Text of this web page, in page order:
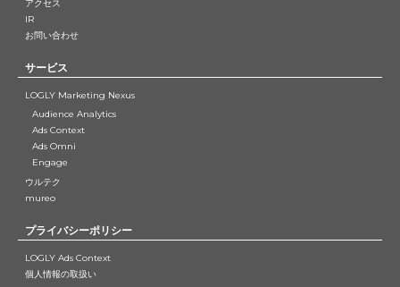
アクセス
IR
お問い合わせ
サービス
LOGLY Marketing Nexus
Audience Analytics
Ads Context
Ads Omni
Engage
ウルテク
mureo
プライバシーポリシー
LOGLY Ads Context
個人情報の取扱い